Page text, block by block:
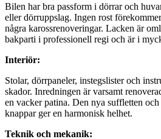
Bilen har bra passform i dörrar och
eller dörruppslag. Ingen rost
några karossrenoveringar. Lacken är
bakparti i professionell regi och är i
Interiör:
Stolar, dörrpaneler, instegslister och
skador. Inredningen är varsamt
en vacker patina. Den nya suffletten
knappar ger en harmonisk helhet.
Teknik och mekanik: